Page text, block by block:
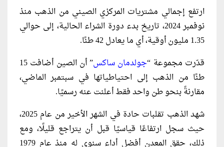
ارتفع إجمالي مشتريات المركزي الصيني من الذهب منذ
نوفمبر 2024، تاريخ بدء دورة الشراء الحالية، إلى حوالي
1.35 مليون أوقية، أي ما يعادل 42 طنًا.
قدّرت مجموعة “جولدمان ساكس
” أن الصين أضافت 15
طنًا من الذهب إلى احتياطياتها في سبتمبر الماضي،
مقارنةً بنحو طن واحد فقط أعلنت عنه رسميًا.
شهد الذهب تقلبات حادة في الشهر الأخير من عام 2025،
حيث سجل ارتفاعًا قياسيًا قبل أن يتراجع قليلًا، ومع
ذلك، حقق المعدن أفضل أداء سنوي له منذ عام 1979